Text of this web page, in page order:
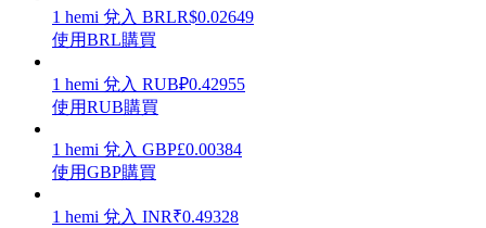
增值寶
使您的資產穩定增值
1 hemi 兌入 BRLR$0.02649
使用BRL購買
1 hemi 兌入 RUB₽0.42955
使用RUB購買
1 hemi 兌入 GBP£0.00384
使用GBP購買
1 hemi 兌入 INR₹0.49328